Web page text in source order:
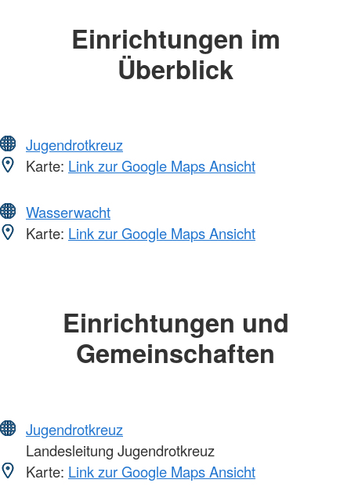
Einrichtungen im
Überblick
Jugendrotkreuz
Karte: Link zur Google Maps Ansicht
Wasserwacht
Karte: Link zur Google Maps Ansicht
Einrichtungen und
Gemeinschaften
Jugendrotkreuz
Landesleitung Jugendrotkreuz
Karte: Link zur Google Maps Ansicht